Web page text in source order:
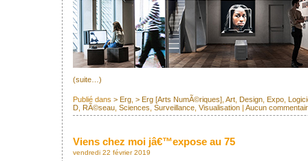
(suite…)
Publié dans > Erg > Erg [Arts NumÃ©riques] Art Design Expo
D RÃ©seau Sciences Surveillance Visualisation | Aucun
Viens chez moi jâ€™expose au 75
vendredi 22 février 2019